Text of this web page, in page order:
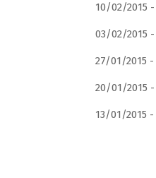
10/02/2015 -
03/02/2015 -
27/01/2015 -
20/01/2015 -
13/01/2015 -